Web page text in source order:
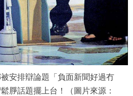
安排辯論題「負面新聞好過冇
㬹話題擺上台！（圖片來源：